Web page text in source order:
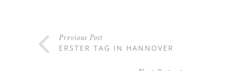
Previous Post
ERSTER TAG IN HANNOVER